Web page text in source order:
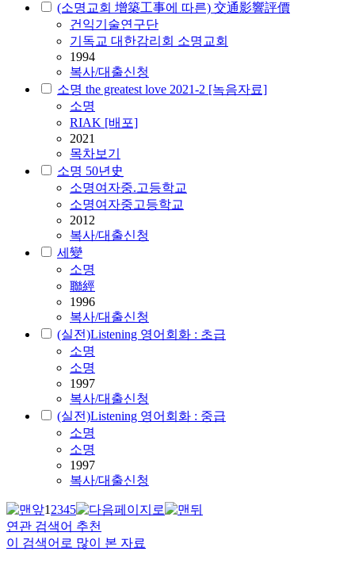
(소명교회 增築工事에 따른) 交通影響評價
건익기술연구단
기독교 대한감리회 소명교회
1994
복사/대출신청
소명 the greatest love 2021-2 [녹음자료]
소명
RIAK [배포]
2021
목차보기
소명 50년史
소명여자중.고등학교
소명여자중고등학교
2012
복사/대출신청
세變
소명
聯經
1996
복사/대출신청
(실전)Listening 영어회화 : 초급
소명
소명
1997
복사/대출신청
(실전)Listening 영어회화 : 중급
소명
소명
1997
복사/대출신청
12345
연관 검색어 추천
이 검색어로 많이 본 자료